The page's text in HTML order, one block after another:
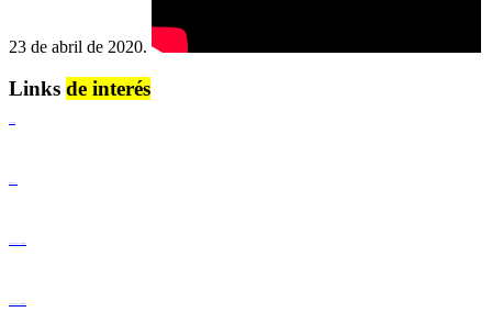
23 de abril de 2020.
Links de interés